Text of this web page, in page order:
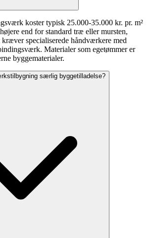
koster typisk 25.000-35.000 kr. pr. m²
end for standard træ eller mursten,
specialiserede håndværkere med
Materialer som egetømmer er
byggematerialer.
særlig byggetilladelse?